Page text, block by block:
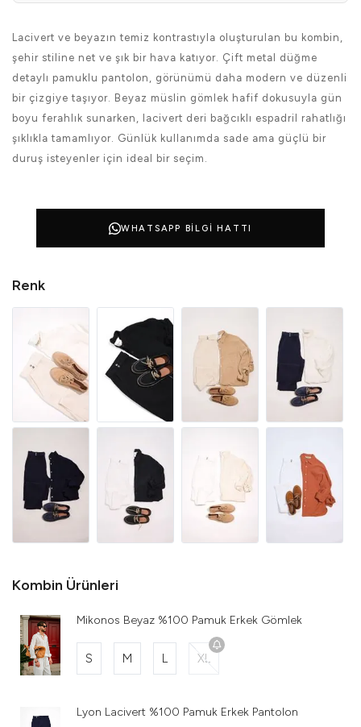
Lacivert ve beyazın temiz kontrastıyla oluşturulan bu kombin,
şehir stiline net ve şık bir hava katıyor. Çift metal düğme
detaylı pamuklu pantolon, görünümü daha modern ve düzenli
bir çizgiye taşıyor. Beyaz müslin gömlek hafif dokusuyla gün
boyu ferahlık sunarken, lacivert deri bağcıklı espadril rahatlığı
şıklıkla tamamlıyor. Günlük kullanımda sade ama güçlü bir
duruş isteyenler için ideal bir seçim.
WHATSAPP BILGI HATTI
Renk
Kombin Ürünleri
Mikonos Beyaz %100 Pamuk Erkek Gömlek
S M L XL
Lyon Lacivert %100 Pamuk Erkek Pantolon